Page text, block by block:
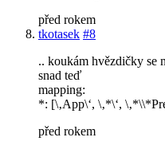
před rokem
tkotasek #8
.. koukám hvězdičky se
snad teď
mapping:
*: [\‚App\‘, \‚*\‘,
před rokem